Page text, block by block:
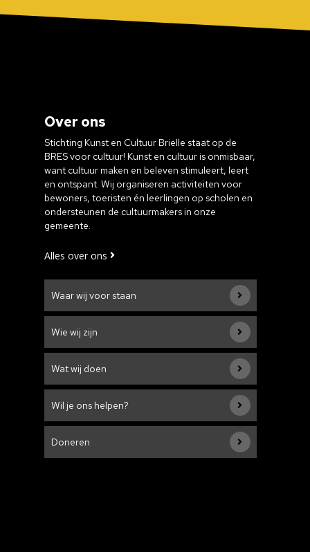
Over ons
Stichting Kunst en Cultuur Brielle staat op de
BRES voor cultuur! Kunst en cultuur is onmisbaar,
want cultuur maken en beleven stimuleert, leert
en ontspant. Wij organiseren activiteiten voor
bewoners, toeristen én leerlingen op scholen en
ondersteunen de cultuurmakers in onze
gemeente.
Alles over ons
Waar wij voor staan
Wie wij zijn
Wat wij doen
Wil je ons helpen?
Doneren